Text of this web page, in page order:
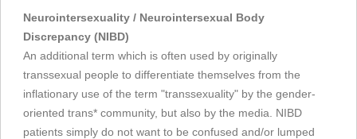
Neurointersexuality / Neurointersexual Body
Discrepancy (NIBD)
An additional term which is often used by originally
transsexual people to differentiate themselves from the
inflationary use of the term "transsexuality" by the gender-
oriented trans* community, but also by the media. NIBD
patients simply do not want to be confused and/or lumped